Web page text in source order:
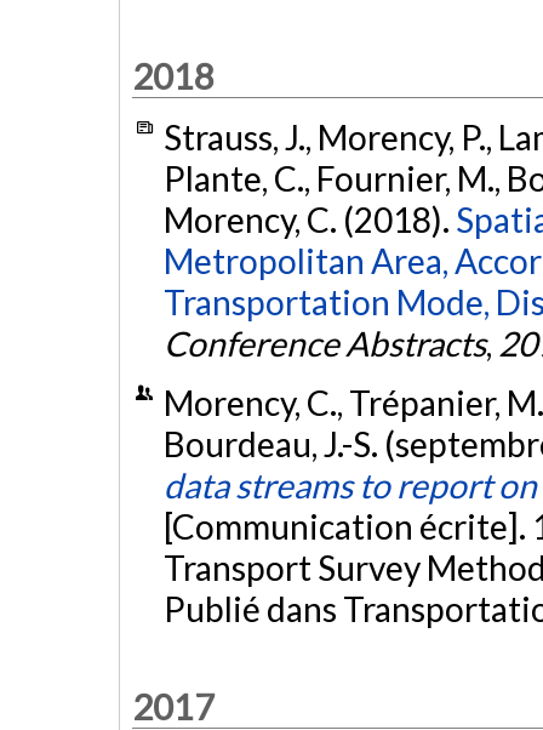
2018
Strauss, J., Morency, P.,
Plante, C., Fournier, M.,
Morency, C. (2018).
Metropolitan Area,
Transportation Mode,
Conference Abstracts,
Morency, C., Trépanier,
Bourdeau, J.-S.
data streams to report
[Communication
Transport Survey
Publié dans
2017